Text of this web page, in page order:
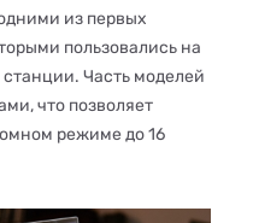
из первых
пользовались на
Часть моделей
что позволяет
режиме до 16